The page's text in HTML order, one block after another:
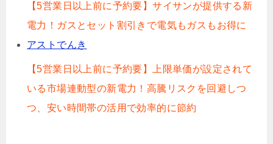
【5営業日以上前に予約要】サイサンが提供する新
電力！ガスとセット割引きで電気もガスもお得に
アストでんき
【5営業日以上前に予約要】上限単価が設定されて
いる市場連動型の新電力！高騰リスクを回避しつ
つ、安い時間帯の活用で効率的に節約